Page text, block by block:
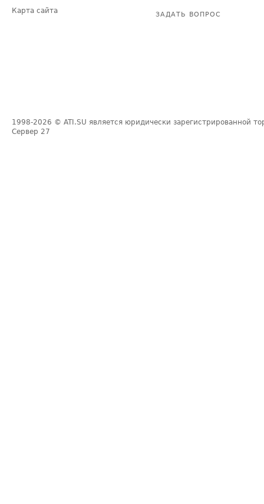
Карта сайта
ЗАДАТЬ ВОПРОС
1998-2026 © ATI.SU является юридически зарегистрированной
Сервер 27